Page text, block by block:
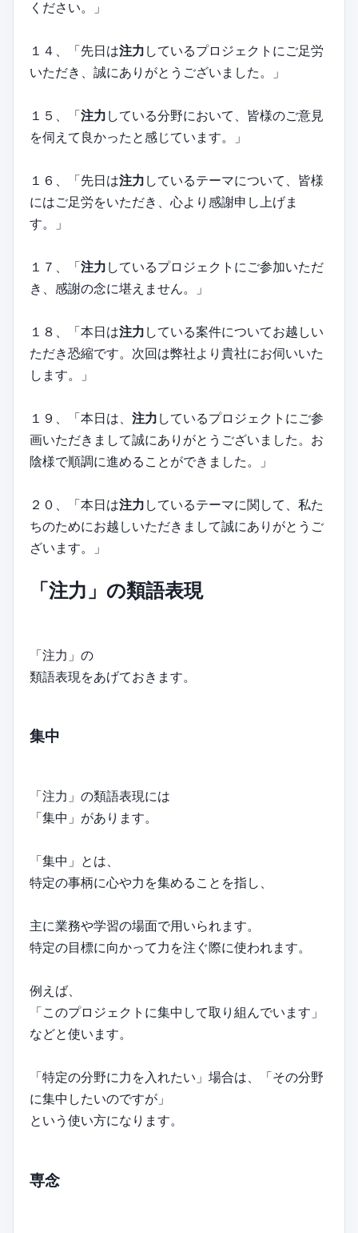
ください。」
１４、「先日は注力 しているプロジェクトにご足労
いただき、誠にありがとうございました。」
１５、「注力 している分野において、皆様のご意見
を伺えて良かったと感じています。」
１６、「先日は注力 しているテーマについて、皆様
にはご足労をいただき、心より感謝申し上げま
す。」
１７、「注力 しているプロジェクトにご参加いただ
き、感謝の念に堪えません。」
１８、「本日は注力 している案件についてお越しい
ただき恐縮です。次回は弊社より貴社にお伺いいた
します。」
１９、「本日は、 注力 しているプロジェクトにご参
画いただきまして誠にありがとうございました。お
陰様で順調に進めることができました。」
２０、「本日は注力 しているテーマに関して、私た
ちのためにお越しいただきまして誠にありがとうご
ざいます。」
「注力」の類語表現
「注力」の
類語表現をあげておきます。
集中
「注力」の類語表現には
「集中」があります。
「集中」とは、
特定の事柄に心や力を集めることを指し、
主に業務や学習の場面で用いられます。
特定の目標に向かって力を注ぐ際に使われます。
例えば、
「このプロジェクトに集中して取り組んでいます」
などと使います。
「特定の分野に力を入れたい」場合は、「その分野
に集中したいのですが」
という使い方になります。
専念